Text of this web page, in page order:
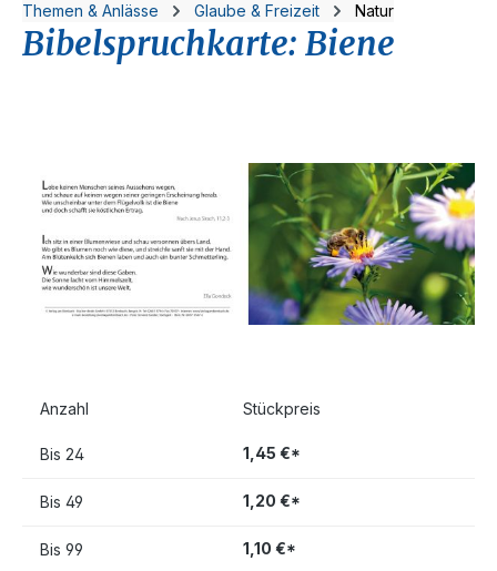
Themen & Anlässe Glaube & Freizeit Natur
Bibelspruchkarte: Biene
Anzahl Stückpreis
Bis 24 1,45 €*
Bis 49 1,20 €*
Bis 99 1,10 €*